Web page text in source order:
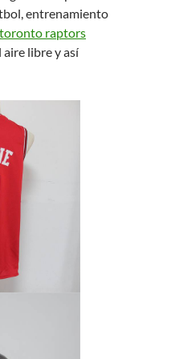
entrenamiento
toronto raptors
libre y así